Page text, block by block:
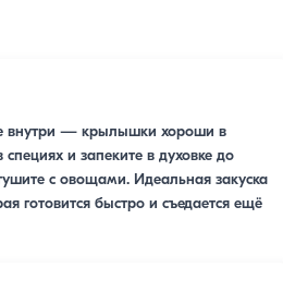
внутри — крылышки хороши в
и запеките в духовке до
с овощами. Идеальная закуска
готовится быстро и съедается ещё